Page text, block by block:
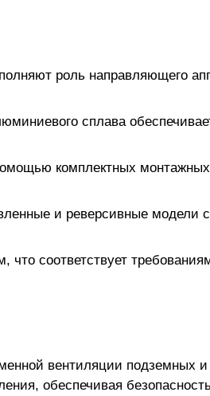
роль направляющего
сплава
комплектных
и реверсивные модели
что соответствует
вентиляции подземных и
обеспечивая